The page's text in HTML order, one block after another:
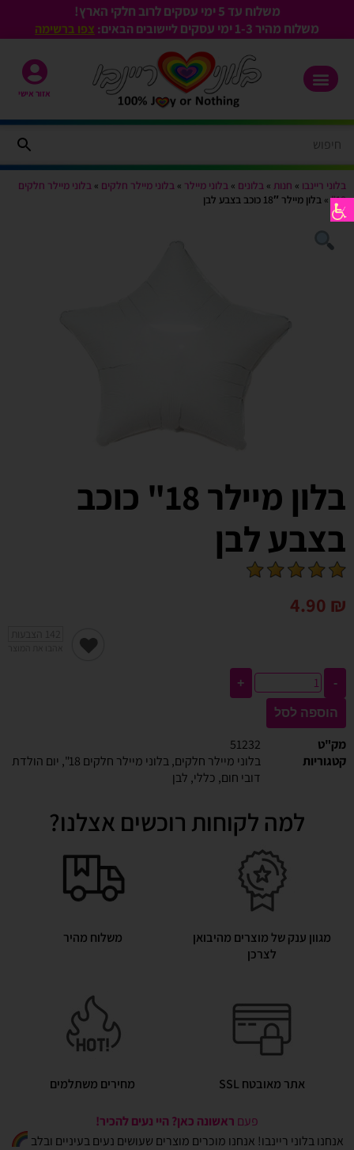
משלוח עד 5 ימי עסקים לרוב חלקי הארץ!
משלוח מהיר 1-3
ימי עסקים ליישובים הבאים: צפו ברשימה
אזור אישי
בלוני ריינבו » חנות » בלונים » בלוני מיילר » בלוני מיילר חלקים » בלוני מיילר חלקים
18"
» בלון מיילר 18″ כוכב בצבע לבן
בלון מיילר 18" כוכב
בצבע לבן
4.90 ₪
-
+
הוספה לסל
מק"ט
51232
קטגוריות
בלוני מיילר חלקים,בלוני מיילר חלקים 18" , יום הולדת
דובי חום, כללי, לבן
למה לקוחות רוכשים אצלנו?
מגוון ענק של מוצרים מהיבואן
לצרכן
משלוח מהיר
אתר מאובטח SSL מחירים משתלמים
פעם ראשונה כאן? היי נעים להכיר!
אנחנו בלוני ריינבו! אנחנו מוכרים מוצרים שעושים נעים בעיניים ובלב